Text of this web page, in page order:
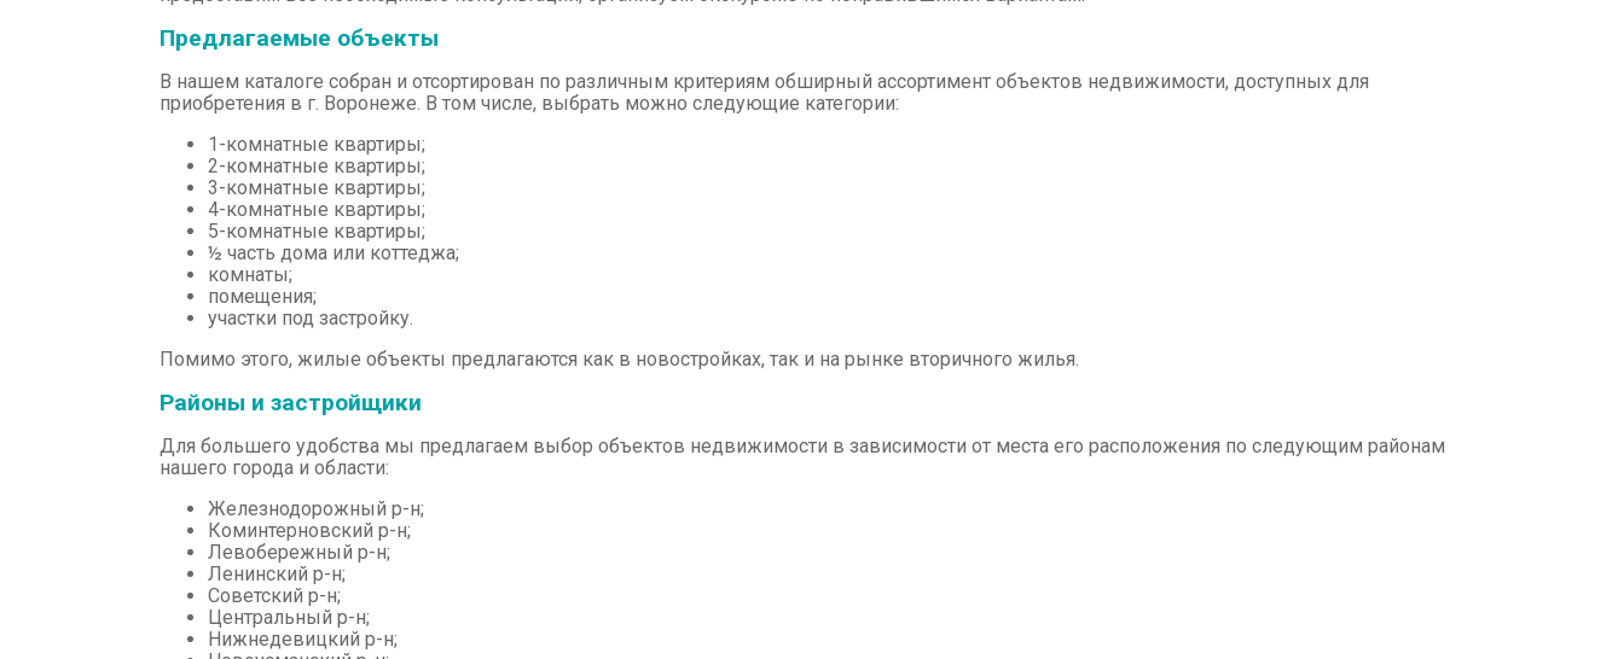
Предлагаемые объекты
В нашем каталоге собран и отсортирован по различным критериям обширный ассортимент объектов недвижимости, доступных для
приобретения в г. Воронеже. В том числе, выбрать можно следующие категории:
1-комнатные квартиры;
2-комнатные квартиры;
3-комнатные квартиры;
4-комнатные квартиры;
5-комнатные квартиры;
½ часть дома или коттеджа;
комнаты;
помещения;
участки под застройку.
Помимо этого, жилые объекты предлагаются как в новостройках, так и на рынке вторичного жилья.
Районы и застройщики
Для большего удобства мы предлагаем выбор объектов недвижимости в зависимости от места его расположения по следующим районам
нашего города и области:
Железнодорожный р-н;
Коминтерновский р-н;
Левобережный р-н;
Ленинский р-н;
Советский р-н;
Центральный р-н;
Нижнедевицкий р-н;